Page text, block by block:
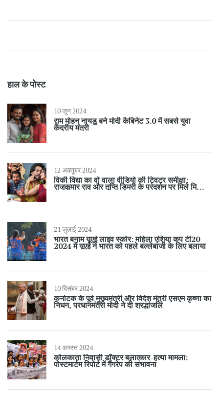
हाल के पोस्ट
10 जून 2024
राम मोहन नायडू बने मोदी कैबिनेट 3.0 में सबसे युवा
केंद्रीय मंत्री
12 अक्तूबर 2024
विकी विद्या का वो वाला वीडियो की ट्विटर समीक्षा:
राजकुमार राव और तृप्ति डिमरी के प्रदर्शन पर मिले मिश्रित
प्रतिक्रियाएं
21 जुलाई 2024
भारत बनाम यूएई लाइव स्कोर: महिला एशिया कप टी20
2024 में यूएई ने भारत को पहले बल्लेबाजी के लिए बुलाया
10 दिसंबर 2024
कर्नाटक के पूर्व मुख्यमंत्री और विदेश मंत्री एसएम कृष्णा का
निधन, प्रधानमंत्री मोदी ने दी श्रद्धांजलि
14 अगस्त 2024
कोलकाता निवासी डॉक्टर बलात्कार-हत्या मामला:
पोस्टमार्टम रिपोर्ट में गैंगरेप की संभावना